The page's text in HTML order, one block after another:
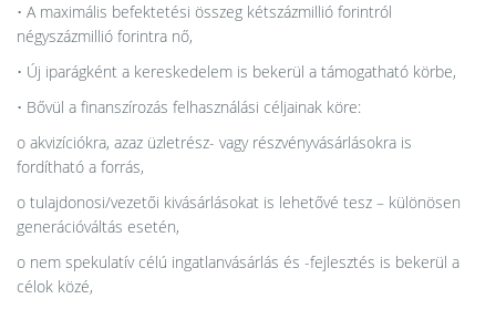
• A maximális befektetési összeg kétszázmillió forintról
négyszázmillió forintra nő,
• Új iparágként a kereskedelem is bekerül a támogatható körbe,
• Bővül a finanszírozás felhasználási céljainak köre:
o akvizíciókra, azaz üzletrész- vagy részvényvásárlásokra is
fordítható a forrás,
o tulajdonosi/vezetői kivásárlásokat is lehetővé tesz – különösen
generációváltás esetén,
o nem spekulatív célú ingatlanvásárlás és -fejlesztés is bekerül a
célok közé,